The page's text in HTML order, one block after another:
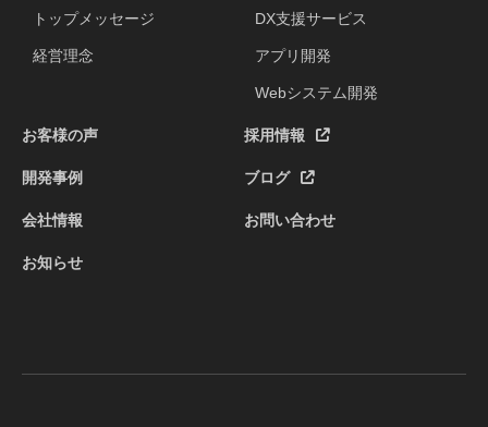
トップメッセージ
経営理念
DX支援サービス
アプリ開発
Webシステム開発
お客様の声
開発事例
会社情報
お知らせ
採用情報
ブログ
お問い合わせ